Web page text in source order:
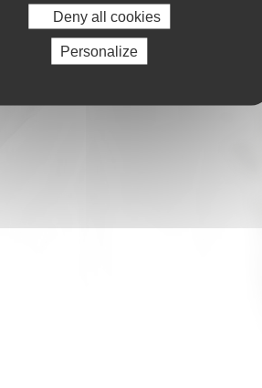
.
.
.
.
Deny all cookies
Personalize